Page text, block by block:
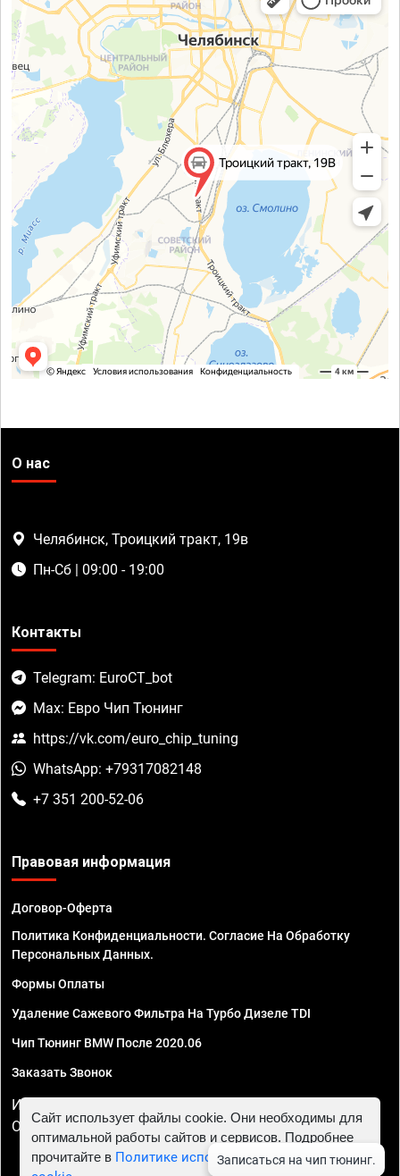
О нас
Челябинск, Троицкий тракт, 19в
Пн-Сб | 09:00 - 19:00
Контакты
Telegram: EuroCT_bot
Max: Евро Чип Тюнинг
https://vk.com/euro_chip_tuning
WhatsApp: +79317082148
+7 351 200-52-06
Правовая информация
Договор-Оферта
Политика Конфиденциальности. Согласие На Обработку
Персональных Данных.
Формы Оплаты
Удаление Сажевого Фильтра На Турбо Дизеле TDI
Чип Тюнинг BMW После 2020.06
Заказать Звонок
ИП Смирнов Георгий Павлович. ИНН 781302555843,
ОГРНИП 324470400032610
Сайт использует файлы cookie. Они необходимы для
оптимальной работы сайтов и сервисов. Подробнее
прочитайте в Политике использования файлов